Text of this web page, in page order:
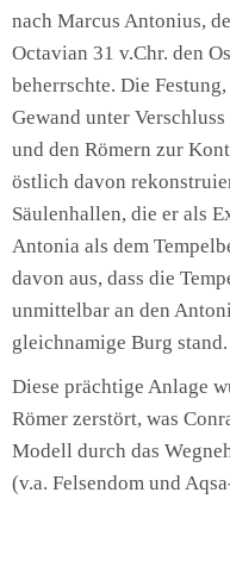
nach Marcus Antonius,
Octavian 31 v.Chr. den
beherrschte. Die
Gewand unter
und den Römern zur
östlich davon
Säulenhallen, die er als
Antonia als dem
davon aus, dass die
unmittelbar an den
gleichnamige Burg stand.
Diese prächtige Anlage
Römer zerstört, was
Modell durch das
(v.a. Felsendom und